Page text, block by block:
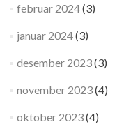
februar 2024(3)
januar 2024(3)
desember 2023(3)
november 2023(4)
oktober 2023(4)